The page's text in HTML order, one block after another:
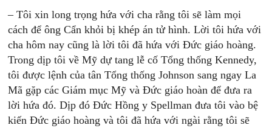
– Tôi xin long trọng hứa với cha rằng tôi sẽ làm mọi
cách để ông Cẩn khỏi bị khép án tử hình. Lời tôi hứa với
cha hôm nay cũng là lời tôi đã hứa với Đức giáo hoàng.
Trong dịp tôi về Mỹ dự tang lễ cố Tổng thống Kennedy,
tôi được lệnh của tân Tổng thống Johnson sang ngay La
Mã gặp các Giám mục Mỹ và Đức giáo hoàn để đưa ra
lời hứa đó. Dịp đó Đức Hồng y Spellman đưa tôi vào bệ
kiến Đức giáo hoàng và tôi đã hứa với ngài rằng tôi sẽ